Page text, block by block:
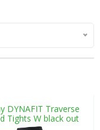
DYNAFIT Traverse
Tights W black out